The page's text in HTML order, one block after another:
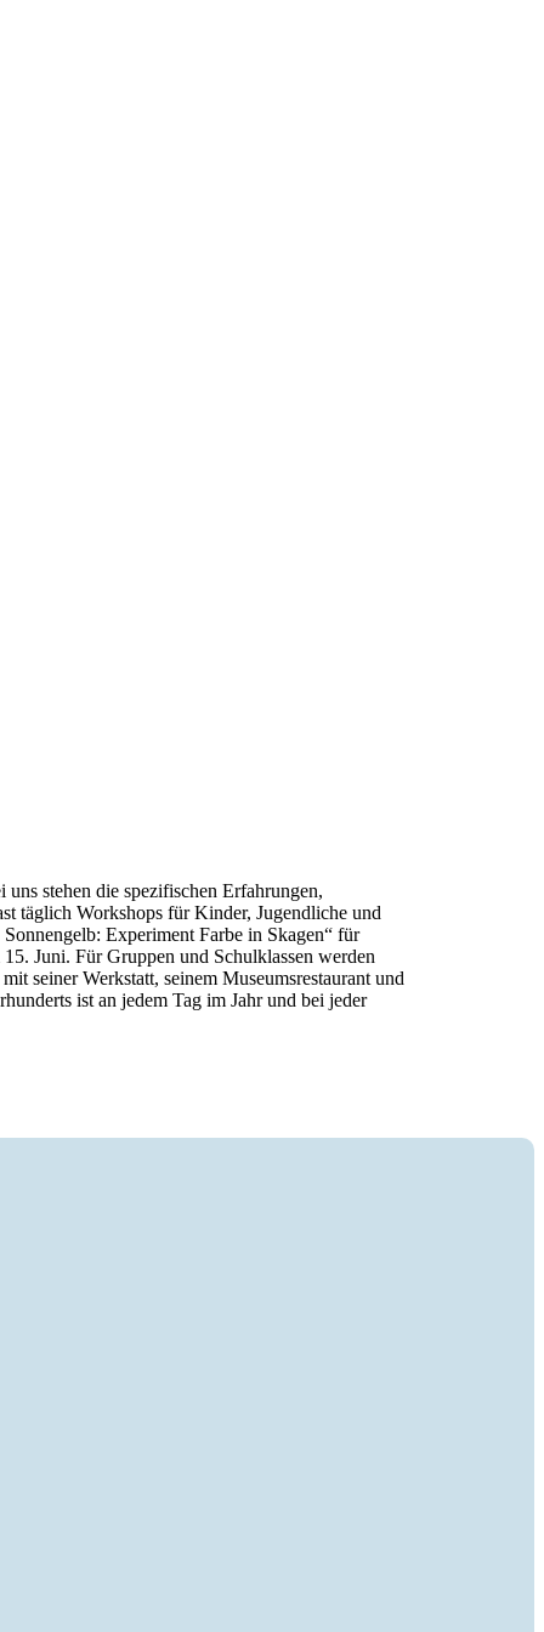
stehen die spezifischen Erfahrungen,
täglich Workshops für Kinder, Jugendliche und
Experiment Farbe in Skagen“ für
Juni. Für Gruppen und Schulklassen werden
seiner Werkstatt, seinem Museumsrestaurant und
ist an jedem Tag im Jahr und bei jeder